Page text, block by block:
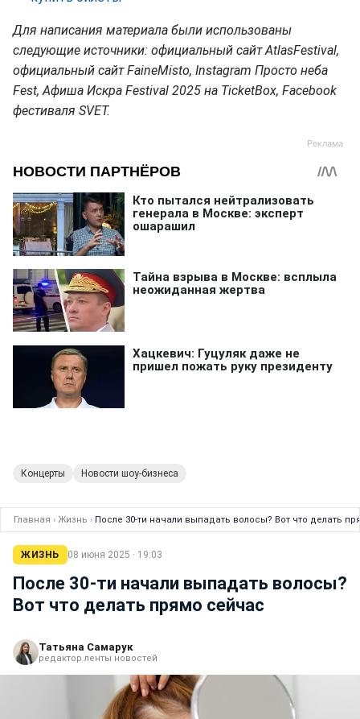
Для написания материала были использованы
следующие источники: официальный сайт AtlasFestival,
официальный сайт FaineMisto, Instagram Просто неба
Fest, Афиша Искра Festival 2025 на TicketBox, Facebook
фестиваля SVET.
Концерты Новости шоу-бизнеса
Главная › Жизнь › После 30-ти начали выпадать волосы? Вот что делать
ЖИЗНЬ 08 июня 2025 · 19:03
После 30-ти начали выпадать волосы?
Вот что делать прямо сейчас
Татьяна Самарук
редактор ленты новостей